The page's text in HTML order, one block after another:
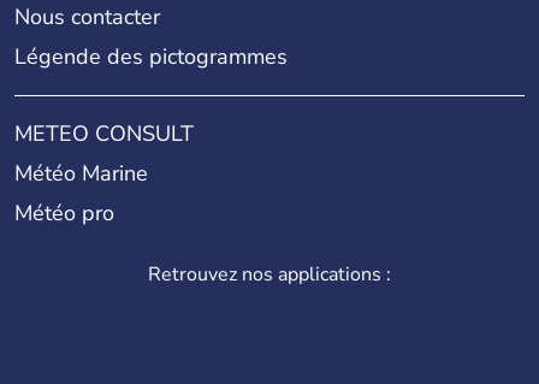
Nous contacter
Légende des pictogrammes
METEO CONSULT
Météo Marine
Météo pro
Retrouvez nos applications :